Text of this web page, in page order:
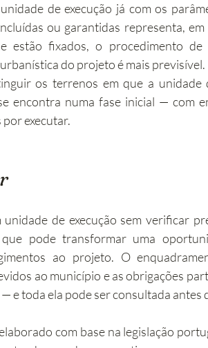
de execução já com os
ou garantidas representa,
estão fixados, o procedimento
do projeto é mais previsível.
os terrenos em que a unidade
encontra numa fase inicial — com
executar.
de execução sem verificar
pode transformar uma
ao projeto. O
ao município e as obrigações
e toda ela pode ser consultada
com base na legislação